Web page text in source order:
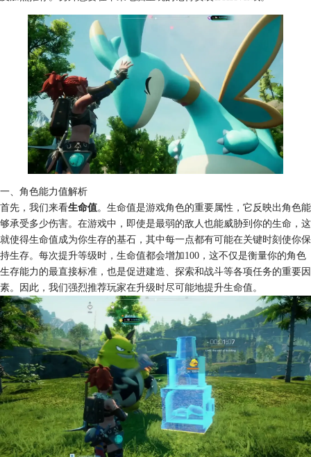
一、角色能力值解析
首先，我们来看生命值。生命值是游戏角色的重要属性，它反映出角色能
够承受多少伤害。在游戏中，即使是最弱的敌人也能威胁到你的生命，这
就使得生命值成为你生存的基石，其中每一点都有可能在关键时刻使你保
持生存。每次提升等级时，生命值都会增加100，这不仅是衡量你的角色
生存能力的最直接标准，也是促进建造、探索和战斗等各项任务的重要因
素。因此，我们强烈推荐玩家在升级时尽可能地提升生命值。